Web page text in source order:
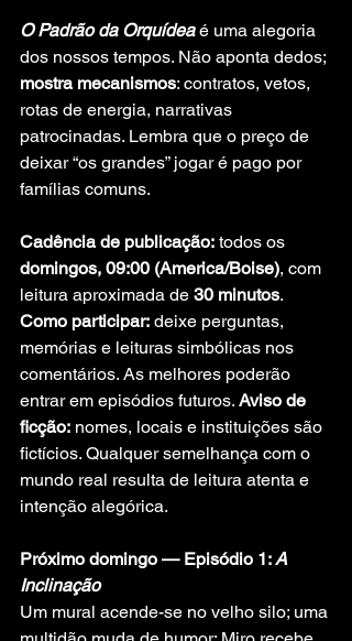
O Padrão da Orquídea é uma alegoria
dos nossos tempos. Não aponta dedos;
mostra mecanismos: contratos, vetos,
rotas de energia, narrativas
patrocinadas. Lembra que o preço de
deixar “os grandes” jogar é pago por
famílias comuns.
Cadência de publicação: todos os
domingos, 09:00 (America/Boise), com
leitura aproximada de 30 minutos.
Como participar: deixe perguntas,
memórias e leituras simbólicas nos
comentários. As melhores poderão
entrar em episódios futuros. Aviso de
ficção: nomes, locais e instituições são
fictícios. Qualquer semelhança com o
mundo real resulta de leitura atenta e
intenção alegórica.
Próximo domingo — Episódio 1: A
Inclinação
Um mural acende-se no velho silo; uma